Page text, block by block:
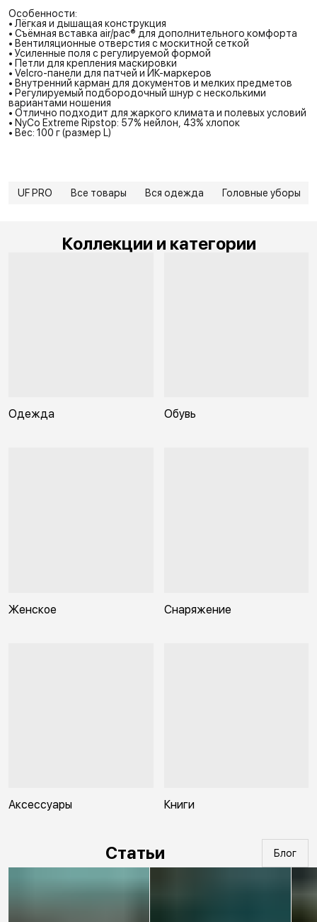
Особенности:
• Лёгкая и дышащая конструкция
• Съёмная вставка air/pac® для дополнительного комфорта
• Вентиляционные отверстия с москитной сеткой
• Усиленные поля с регулируемой формой
• Петли для крепления маскировки
• Velcro-панели для патчей и ИК-маркеров
• Внутренний карман для документов и мелких предметов
• Регулируемый подбородочный шнур с несколькими
вариантами ношения
• Отлично подходит для жаркого климата и полевых условий
• NyCo Extreme Ripstop: 57% нейлон, 43% хлопок
• Вес: 100 г (размер L)
UF PRO Все товары Вся одежда Головные уборы
Коллекции и категории
Одежда Обувь
Женское Снаряжение
Аксессуары Книги
Статьи Блог